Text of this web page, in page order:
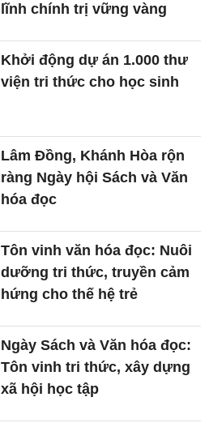
lĩnh chính trị vững vàng
Khởi động dự án 1.000 thư
viện tri thức cho học sinh
Lâm Đồng, Khánh Hòa rộn
ràng Ngày hội Sách và Văn
hóa đọc
Tôn vinh văn hóa đọc: Nuôi
dưỡng tri thức, truyền cảm
hứng cho thế hệ trẻ
Ngày Sách và Văn hóa đọc:
Tôn vinh tri thức, xây dựng
xã hội học tập